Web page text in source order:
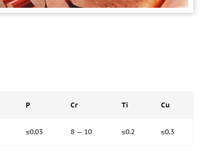
P Cr Ti Cu
≤0.03 8 — 10 ≤0.2 ≤0.3